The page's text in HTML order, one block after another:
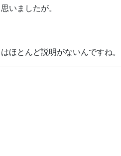
いましたが。
ほとんど説明がないんですね。